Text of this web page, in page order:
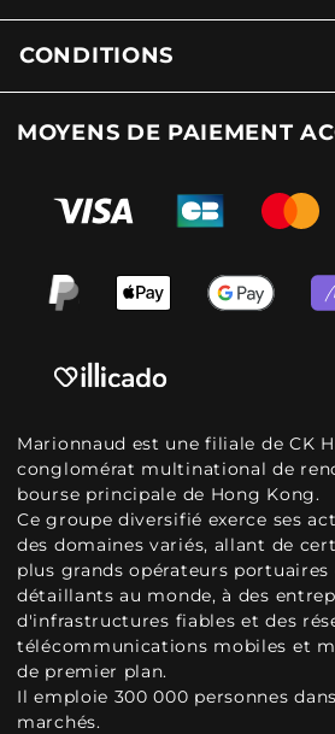
CONDITIONS
MOYENS DE PAIEMENT
Marionnaud est une filiale de CK
conglomérat multinational de
bourse principale de Hong Kong.
Ce groupe diversifié exerce ses
des domaines variés, allant de
plus grands opérateurs portuaires
détaillants au monde, à des
d'infrastructures fiables et des
télécommunications mobiles et
de premier plan.
Il emploie 300 000 personnes
marchés.